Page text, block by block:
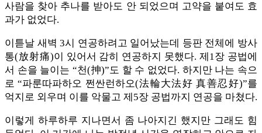
사람을 찾아 추나를 받아도 안 되었으며 고약을 붙여도 효
과가 없었다.
이튿날 새벽 3시 연공하려고 일어났는데 등판 전체에 방사
통(放射痛)이 있어서 감히 연공하지 못했다. 제1장 공법에
서 손을 늘이는 “천(抻)”도 할 수 없었다. 하지만 나는 속으
로 “파룬따파하오 쩐싼런하오(法輪大法好 真善忍好)”를
억지로 외우며 이를 악물고 제5장 공법까지 연공을 마쳤다.
이렇게 하루하루 지나면서 좀 나아지긴 했지만 그래도 힘